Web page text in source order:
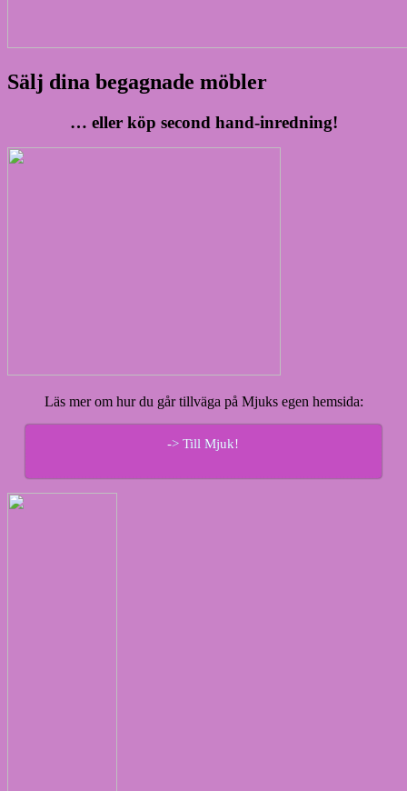
Sälj dina begagnade möbler
… eller köp second hand-inredning!
Läs mer om hur du går tillväga på Mjuks egen hemsida:
-> Till Mjuk!